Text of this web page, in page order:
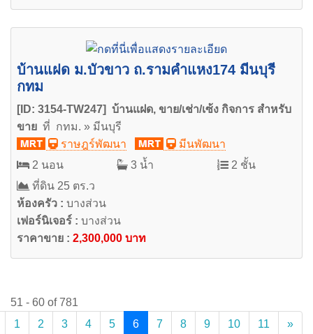
บ้านแฝด ม.บัวขาว ถ.รามคำแหง174 มีนบุรี
กทม
[ID: 3154-TW247] บ้านแฝด, ขาย/เช่า/เซ้ง กิจการ สำหรับ
ขาย ที่ กทม. » มีนบุรี
ราษฎร์พัฒนา
มีนพัฒนา
2 นอน
3 น้ำ
2 ชั้น
ที่ดิน 25 ตร.ว
ห้องครัว : บางส่วน
เฟอร์นิเจอร์ : บางส่วน
ราคาขาย : 2,300,000 บาท
51 - 60 of 781
1
2 3 4 5 6(current)
7 8 9 10 11 »